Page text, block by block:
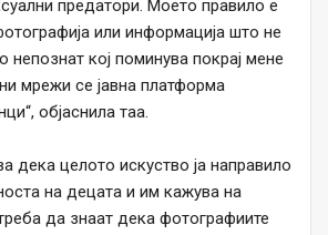
предатори. Моето правило е
или информација што не
непознат кој поминува покрај мене
мрежи се јавна платформа
објаснила таа.
дека целото искуство ја направило
на децата и им кажува на
да знаат дека фотографиите